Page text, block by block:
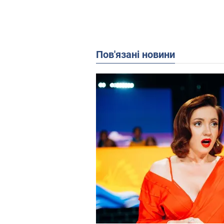
Пов'язані новини